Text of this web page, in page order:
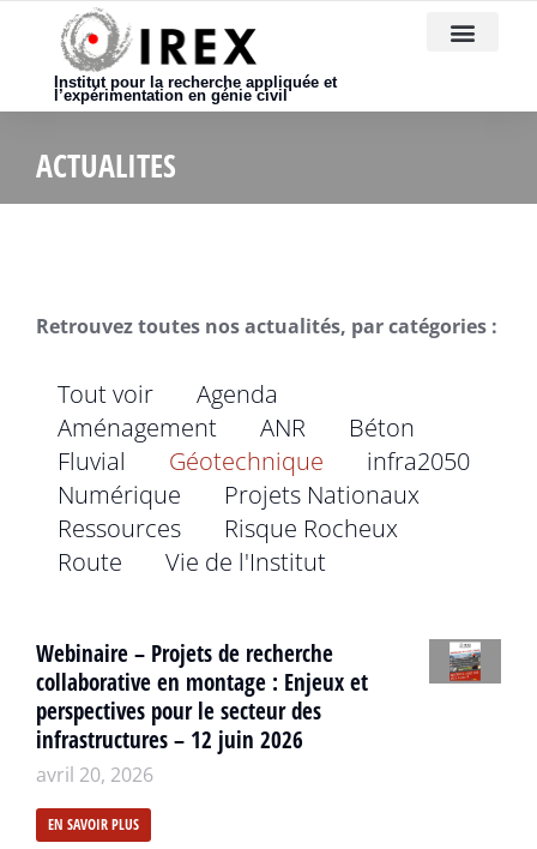
Institut pour la recherche appliquée et
l’expérimentation en génie civil
ACTUALITES
Retrouvez toutes nos actualités, par catégories :
Tout voir
Agenda
Aménagement
ANR
Béton
Fluvial
Géotechnique
infra2050
Numérique
Projets Nationaux
Ressources
Risque Rocheux
Route
Vie de l'Institut
Webinaire – Projets de recherche
collaborative en montage : Enjeux et
perspectives pour le secteur des
infrastructures – 12 juin 2026
avril 20, 2026
EN SAVOIR PLUS